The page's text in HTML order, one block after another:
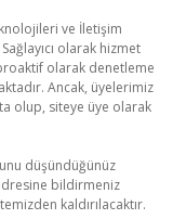
ve İletişim
olarak hizmet
olarak denetleme
Ancak, üyelerimiz
olup, siteye üye olarak
düşündüğünüz
bildirmeniz
kaldırılacaktır.